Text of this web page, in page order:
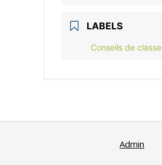
LABELS
Conseils de classe
Admin